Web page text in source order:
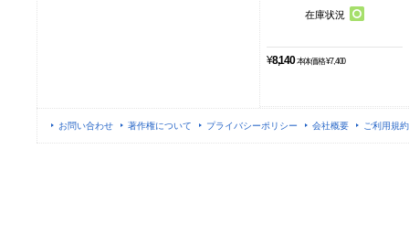
在庫状況
¥8,140 本体価格 ¥7,400
お問い合わせ 著作権について プライバシーポリシー 会社概要 ご利用規約